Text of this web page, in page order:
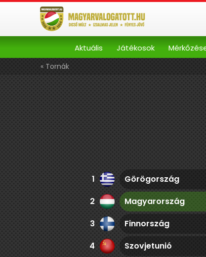
Aktuális Játékosok
« Tornák
1 Görögország
2
Magyarország
3
Finnország
4
Szovjetunió